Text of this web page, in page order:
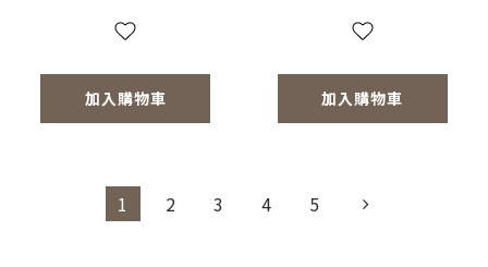
加入購物車 加入購物車
1 2 3 4 5